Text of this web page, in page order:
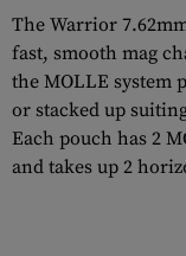
The Warrior
fast, smooth mag
the MOLLE system
or stacked up
Each pouch has 2
and takes up 2